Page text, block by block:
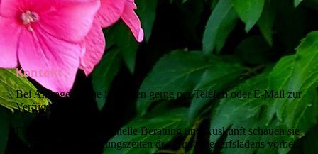
Kontakt
Bei Anfragen stehe ich Ihnen gerne per Telefon oder E-Mail zur
Verfügung.
Für eine möglichst schnelle Beratung und Auskunft schauen sie
einfach zu den Öffnungszeiten des Hundebedarfsladens vorbei.